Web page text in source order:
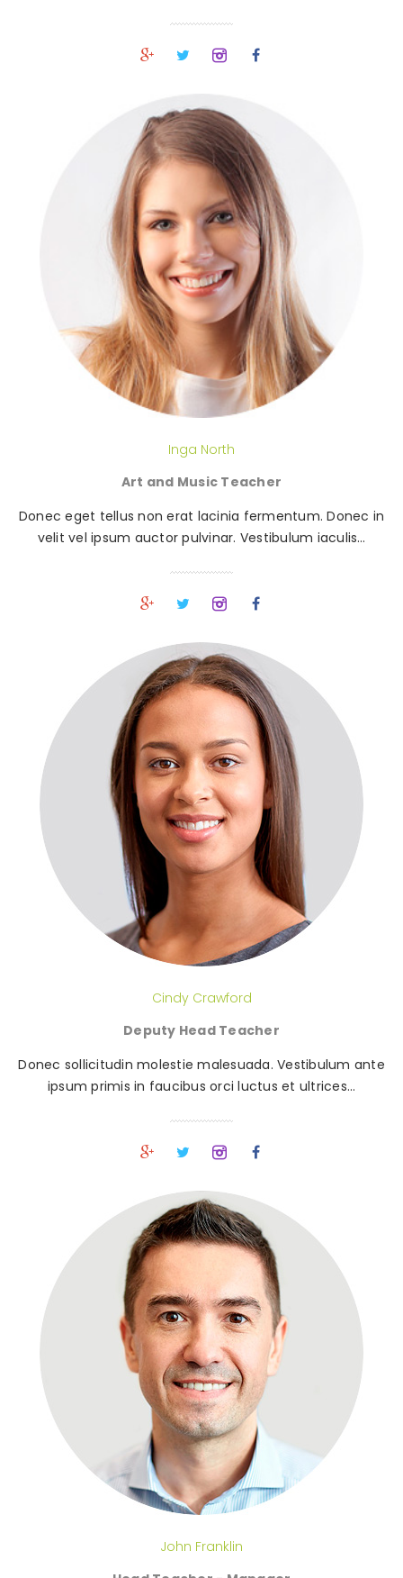
Inga North
Art and Music Teacher
Donec eget tellus non erat lacinia fermentum. Donec in
velit vel ipsum auctor pulvinar. Vestibulum iaculis…
Cindy Crawford
Deputy Head Teacher
Donec sollicitudin molestie malesuada. Vestibulum ante
ipsum primis in faucibus orci luctus et ultrices…
John Franklin